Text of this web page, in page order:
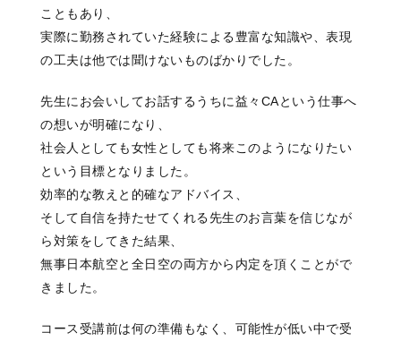
こともあり、
実際に勤務されていた経験による豊富な知識や、表現
の工夫は他では聞けないものばかりでした。
先生にお会いしてお話するうちに益々CAという仕事へ
の想いが明確になり、
社会人としても女性としても将来このようになりたい
という目標となりました。
効率的な教えと的確なアドバイス、
そして自信を持たせてくれる先生のお言葉を信じなが
ら対策をしてきた結果、
無事日本航空と全日空の両方から内定を頂くことがで
きました。
コース受講前は何の準備もなく、可能性が低い中で受